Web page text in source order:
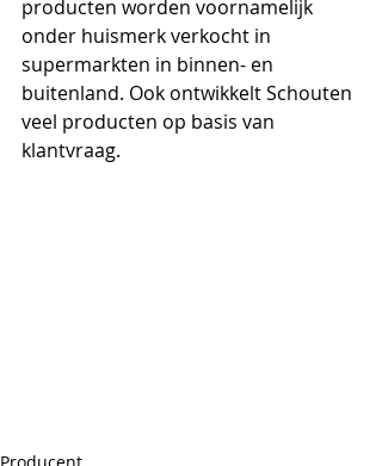
producten worden voornamelijk
onder huismerk verkocht in
supermarkten in binnen- en
buitenland. Ook ontwikkelt Schouten
veel producten op basis van
klantvraag.